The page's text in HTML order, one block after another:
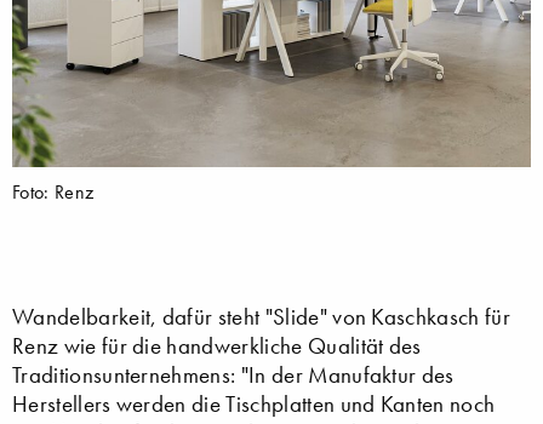
Foto: Renz
Wandelbarkeit, dafür steht "Slide" von Kaschkasch für
Renz wie für die handwerkliche Qualität des
Traditionsunternehmens: "In der Manufaktur des
Herstellers werden die Tischplatten und Kanten noch